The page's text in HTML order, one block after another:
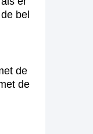
bel
de
de